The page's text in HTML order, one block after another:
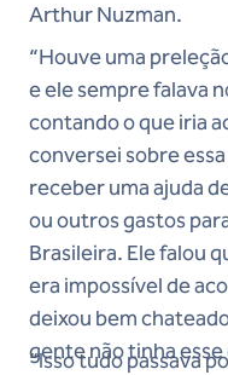
Arthur Nuzman.
“Houve uma
e ele sempre falava
contando o que iria
conversei sobre
receber uma ajuda
ou outros gastos
Brasileira. Ele falou
era impossível de
deixou bem
gente não tinha
“Isso tudo passava